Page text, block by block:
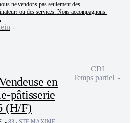
ne vendons pas seulement des
ou des services. Nous accompagnons
en
pâtisserie
(H/F)
CDI
Temps partiel